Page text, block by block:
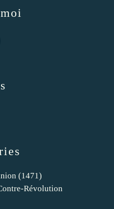
(1471)
Révolution